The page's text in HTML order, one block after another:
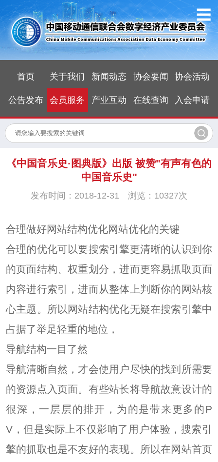
首页 关于我们 新闻动态 协会要闻 协会活动
公告发布 会员服务 产业互动 在线查询 入会申请
《中国音乐史·图典版》出版 被赞"有声有色的
中国音乐史"
发布时间：2018-12-31 浏览：10327次
合理做好网站结构优化网站优化的关键
合理的优化可以要搜索引擎更清晰的认识到你
的页面结构、权重划分，进而更容易抓取页面
内容进行索引，进而从整体上判断你的网站核
心主题。所以网站结构优化无疑在搜索引擎中
占据了举足轻重的地位，
导航结构一目了然
导航清晰自然，才会使用户尽快的找到所需要
的资源点入页面。有些站长将导航故意设计的
很深，一层层的排开，为的是带来更多的P
V，但是实际上不仅影响了用户体验，搜索引
擎的抓取也是不友好的表现。所以在网站首页